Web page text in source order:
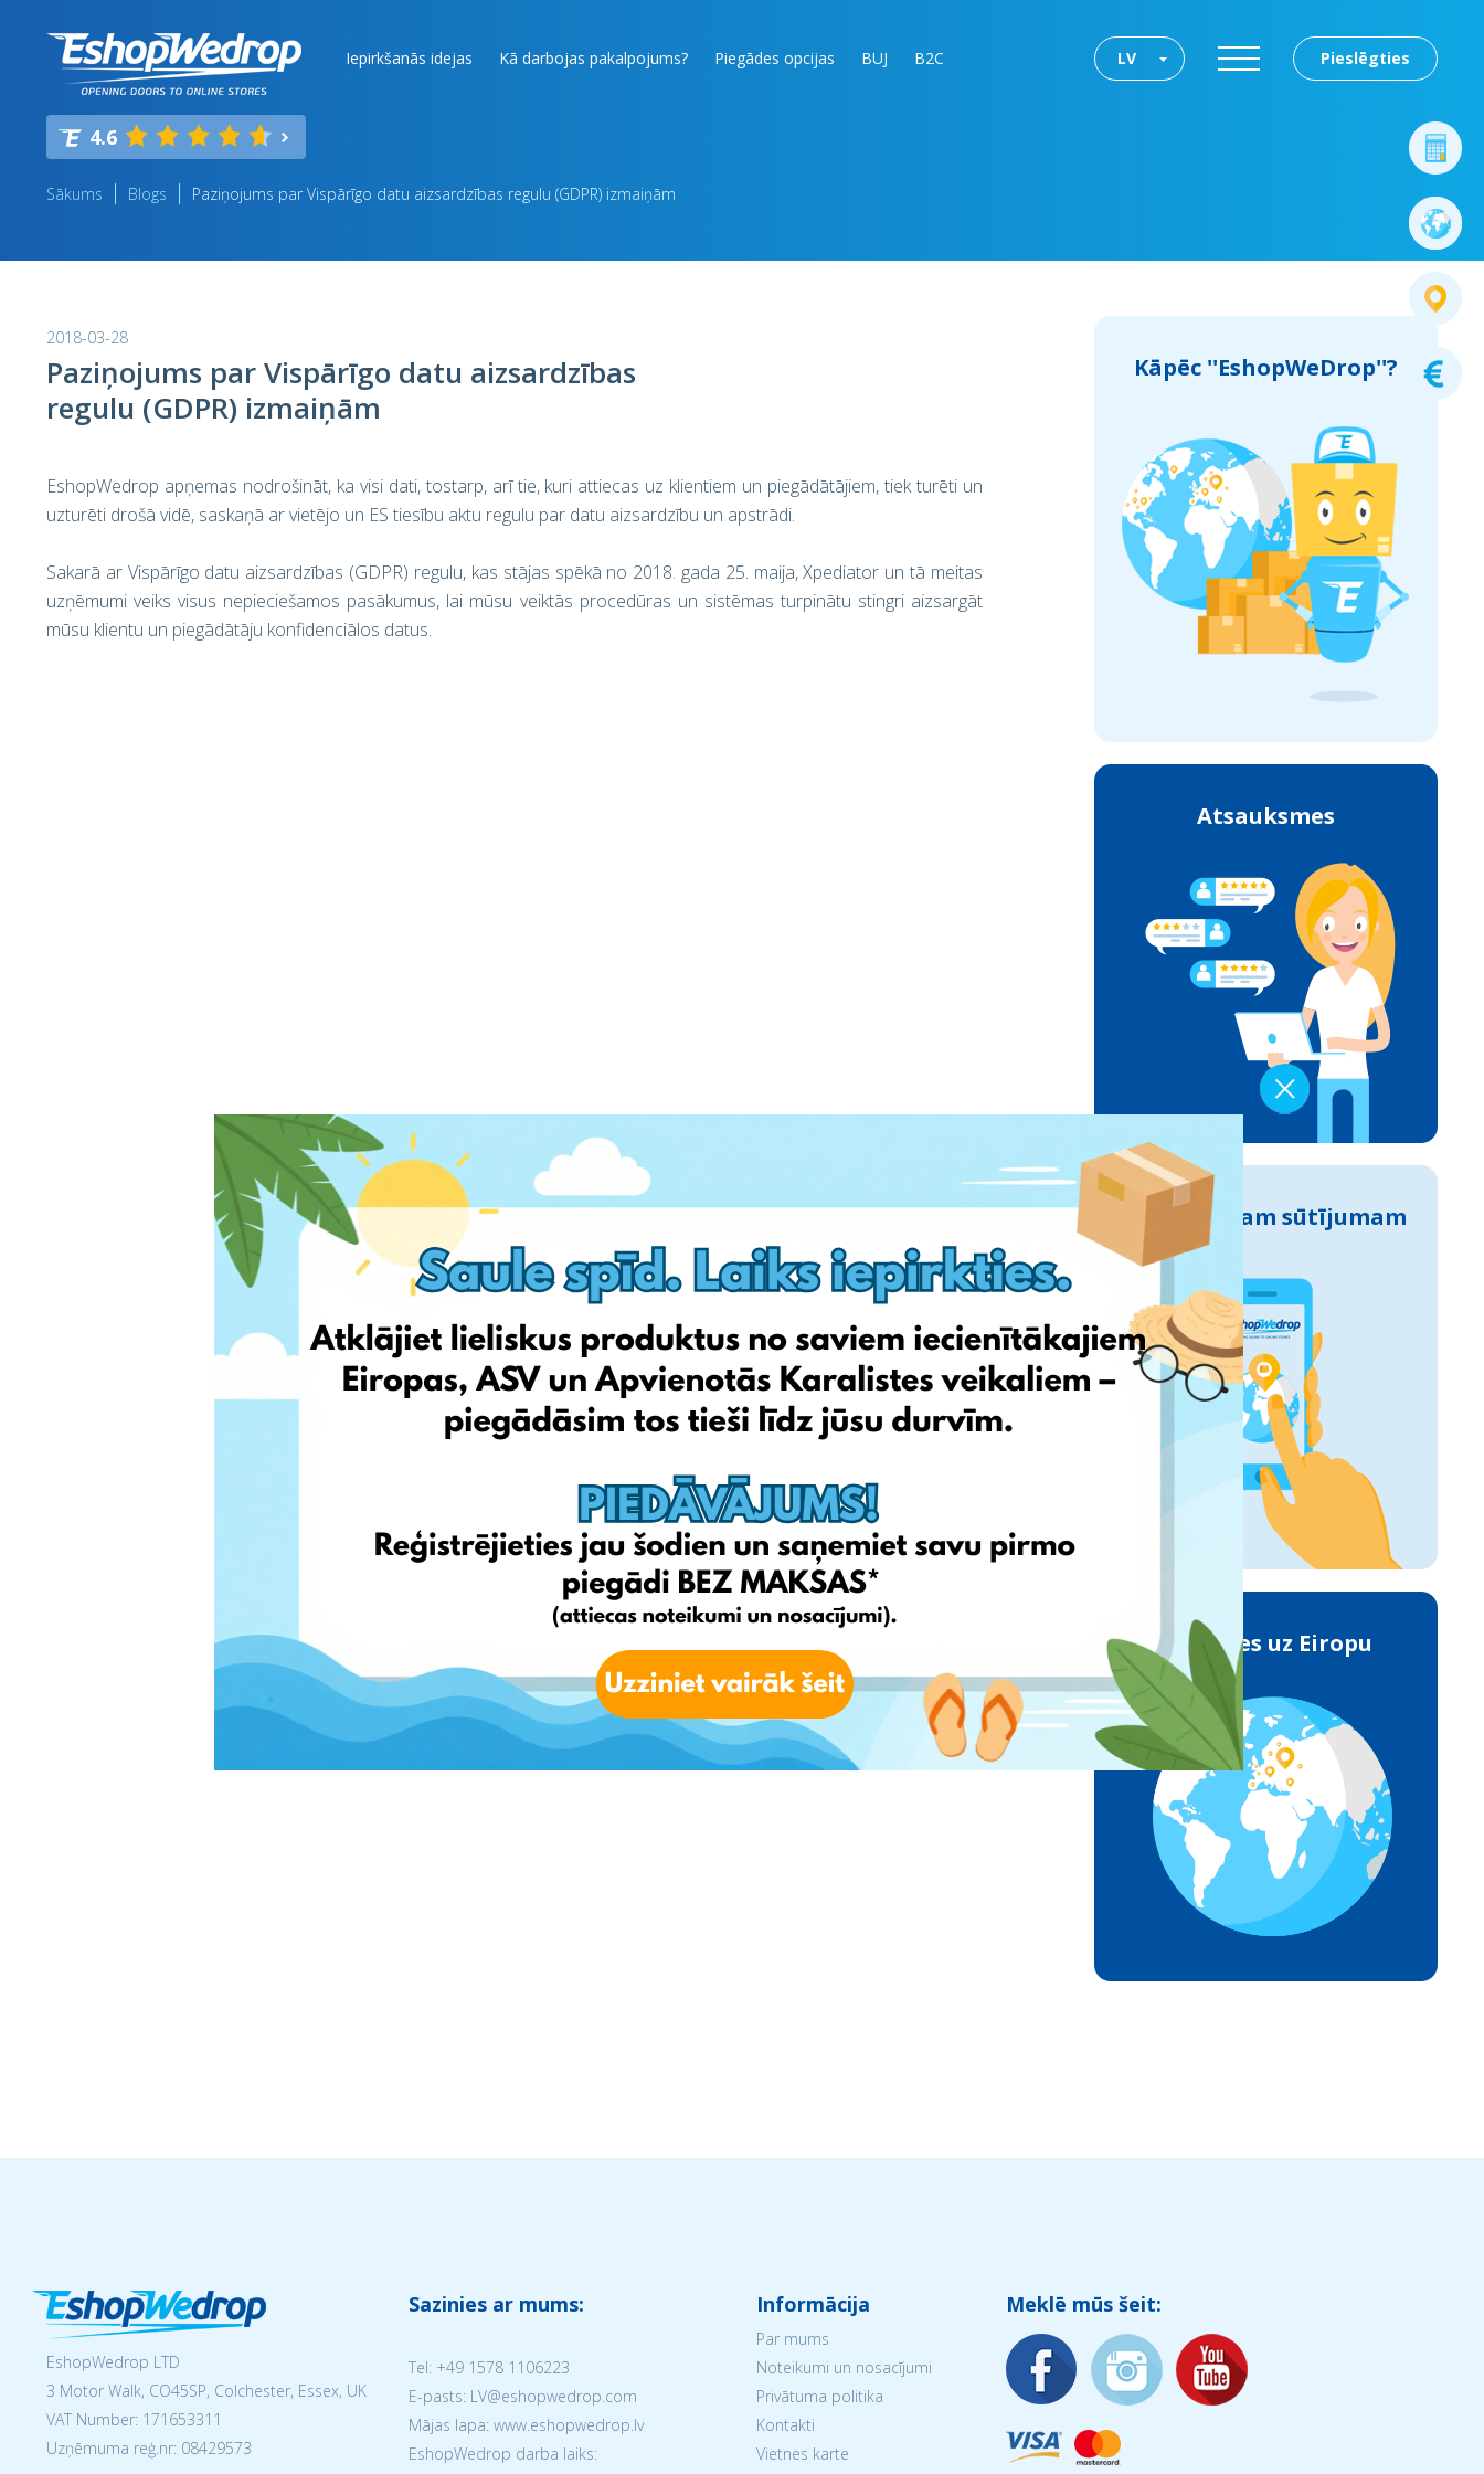
Iepirkšanās idejas Kā darbojas pakalpojums? Piegādes opcijas BUJ B2C Pieslēgties
LV
4.6
Sākums Blogs Paziņojums par Vispārīgo datu aizsardzības regulu (GDPR) izmaiņām
2018-03-28
Paziņojums par Vispārīgo datu aizsardzības
regulu (GDPR) izmaiņām
EshopWedrop apņemas nodrošināt, ka visi dati, tostarp, arī tie, kuri attiecas uz klientiem un piegādātājiem, tiek turēti un
uzturēti drošā vidē, saskaņā ar vietējo un ES tiesību aktu regulu par datu aizsardzību un apstrādi.
Sakarā ar Vispārīgo datu aizsardzības (GDPR) regulu, kas stājas spēkā no 2018. gada 25. maija, Xpediator un tā meitas
uzņēmumi veiks visus nepieciešamos pasākumus, lai mūsu veiktās procedūras un sistēmas turpinātu stingri aizsargāt
mūsu klientu un piegādātāju konfidenciālos datus.
Kāpēc ''EshopWeDrop''?
Atsauksmes
Izseko savam sūtījumam
Piegādes uz Eiropu
EshopWedrop LTD
3 Motor Walk, CO45SP, Colchester, Essex, UK
VAT Number: 171653311
Uzņēmuma reģ.nr: 08429573
Sazinies ar mums:
Tel: +49 1578 1106223
E-pasts: LV@eshopwedrop.com
Mājas lapa: www.eshopwedrop.lv
EshopWedrop darba laiks:
Informācija
Par mums
Noteikumi un nosacījumi
Privātuma politika
Kontakti
Vietnes karte
Meklē mūs šeit: